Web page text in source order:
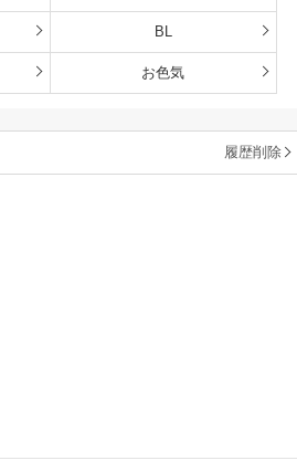
BL
お色気
履歴削除